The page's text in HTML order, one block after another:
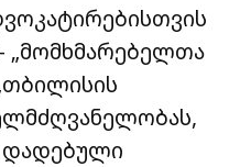
„მომხმარებელთა
დადებული